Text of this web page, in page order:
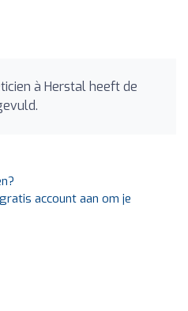
à Herstal heeft de
account aan om je